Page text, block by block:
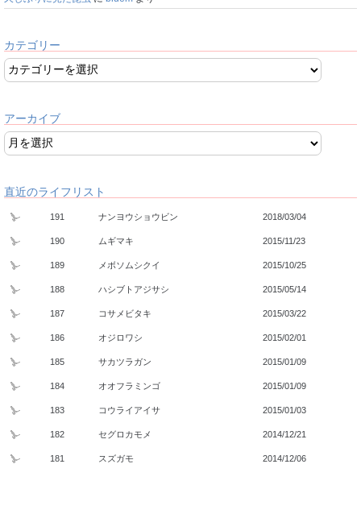
カテゴリー
アーカイブ
直近のライフリスト
191 ナンヨウショウビン 2018/03/04
190 ムギマキ 2015/11/23
189 メボソムシクイ 2015/10/25
188 ハシブトアジサシ 2015/05/14
187 コサメビタキ 2015/03/22
186 オジロワシ 2015/02/01
185 サカツラガン 2015/01/09
184 オオフラミンゴ 2015/01/09
183 コウライアイサ 2015/01/03
182 セグロカモメ 2014/12/21
181 スズガモ 2014/12/06